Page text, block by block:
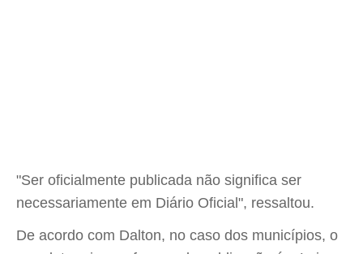
"Ser oficialmente publicada não significa ser
necessariamente em Diário Oficial", ressaltou.
De acordo com Dalton, no caso dos municípios, o